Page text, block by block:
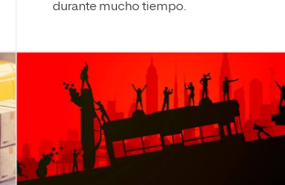
durante mucho tiempo.